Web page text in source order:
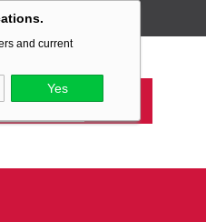
and current
Yes